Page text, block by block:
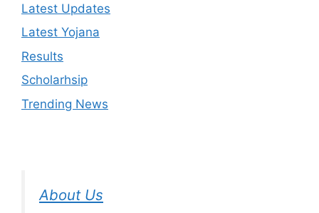
Latest Updates
Latest Yojana
Results
Scholarhsip
Trending News
About Us